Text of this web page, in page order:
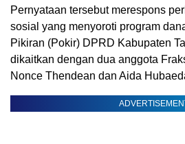
​Pernyataan tersebut merespons
sosial yang menyoroti program
Pikiran (Pokir) DPRD Kabupaten
dikaitkan dengan dua anggota
Nonce Thendean dan Aida